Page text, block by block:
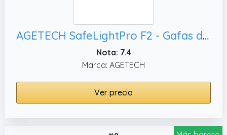
AGETECH SafeLightPro F2 - Gafas de protección para depilación HPL/IPL, Protección UV
Nota: 7.4
Marca: AGETECH
Ver precio